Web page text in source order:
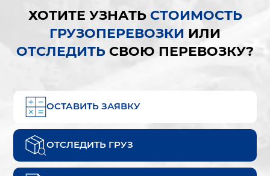
ХОТИТЕ УЗНАТЬ СТОИМОСТЬ
ГРУЗОПЕРЕВОЗКИ ИЛИ
ОТСЛЕДИТЬ СВОЮ ПЕРЕВОЗКУ?
ОСТАВИТЬ ЗАЯВКУ
ОТСЛЕДИТЬ ГРУЗ